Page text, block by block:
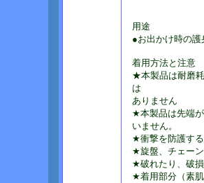
用途
●お出かけ時の
着用方法と注意
★本製品は耐磨
は
ありません
★本製品は先端
いません。
★衝撃を防護す
★旋盤、チェー
★破れたり、破
★着用部分（素